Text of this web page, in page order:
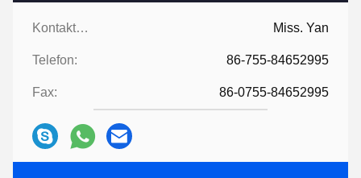
Kontaktpersonen: Miss. Yan
Telefon: 86-755-84652995
Fax: 86-0755-84652995